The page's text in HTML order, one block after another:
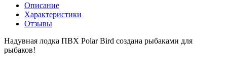
Описание
Характеристики
Отзывы
Надувная лодка ПВХ Polar Bird создана рыбаками для
рыбаков!